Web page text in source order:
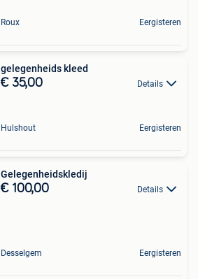
Roux Eergisteren
gelegenheids kleed
€ 35,00 Details
Hulshout Eergisteren
Gelegenheidskledij
€ 100,00 Details
Desselgem Eergisteren